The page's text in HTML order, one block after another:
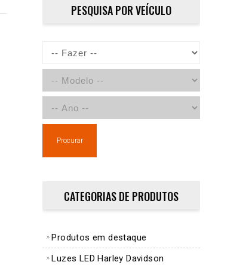
PESQUISA POR VEÍCULO
Procurar
CATEGORIAS DE PRODUTOS
Produtos em destaque
Luzes LED Harley Davidson